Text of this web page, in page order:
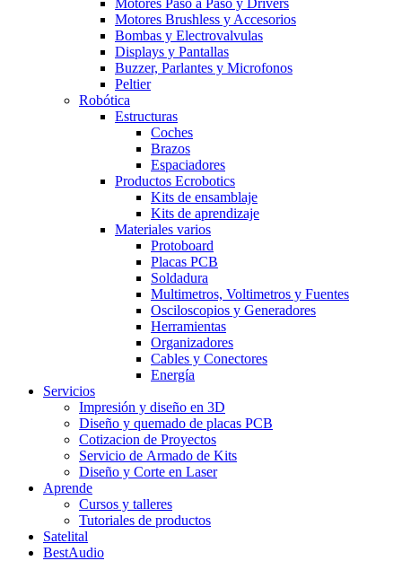
Motores Brushless y Accesorios
Bombas y Electrovalvulas
Displays y Pantallas
Buzzer, Parlantes y Microfonos
Peltier
Robótica
Estructuras
Coches
Brazos
Espaciadores
Productos Ecrobotics
Kits de ensamblaje
Kits de aprendizaje
Materiales varios
Protoboard
Placas PCB
Soldadura
Multimetros, Voltimetros y Fuentes
Osciloscopios y Generadores
Herramientas
Organizadores
Cables y Conectores
Energía
Servicios
Impresión y diseño en 3D
Diseño y quemado de placas PCB
Cotizacion de Proyectos
Servicio de Armado de Kits
Diseño y Corte en Laser
Aprende
Cursos y talleres
Tutoriales de productos
Satelital
BestAudio